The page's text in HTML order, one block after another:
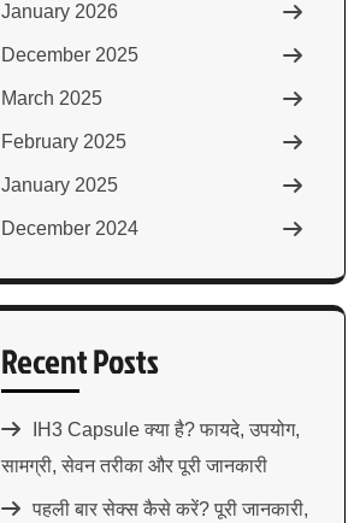
January 2026
December 2025
March 2025
February 2025
January 2025
December 2024
Recent Posts
IH3 Capsule क्या है? फायदे, उपयोग,
सामग्री, सेवन तरीका और पूरी जानकारी
पहली बार सेक्स कैसे करें? पूरी जानकारी,